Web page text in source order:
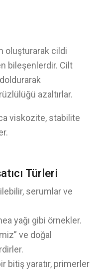
oluşturarak cildi
bileşenlerdir. Cilt
azaltırlar.
viskozite, stabilite
Türleri
serumlar ve
yağı gibi örnekler.
ve doğal
bitiş yaratır, primerler